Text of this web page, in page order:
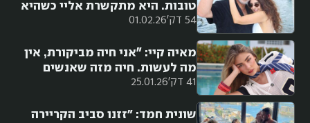
54 דק' 01.02.26
טובות. היא מתקשרת אליי כשהיא
מחליפה סיסמה בטלפון שאחליף
41 דק' 25.01.26
מאיה קיי: ״אני חיה מביקורת, אין
מה לעשות. חיה מזה שאנשים
מדברים - אז שידברו. אני עדיין
שונית חמד: "זזנו סביב הקריירה